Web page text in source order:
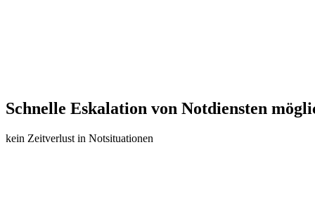
Schnelle Eskalation von Notdiensten
kein Zeitverlust in Notsituationen